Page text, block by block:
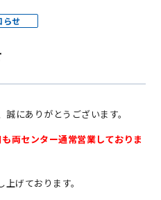
らせ
にありがとうございます。
両センター通常営業しておりま
げております。